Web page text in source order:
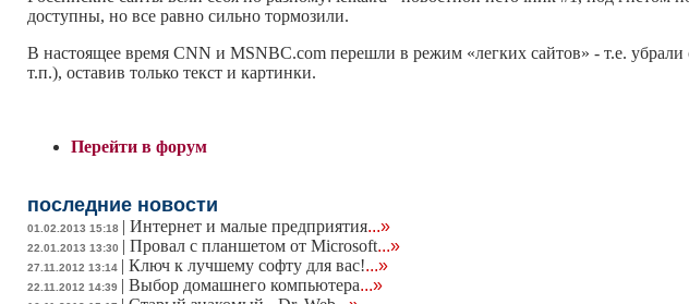
доступны, но все равно сильно тормозили.
В настоящее время CNN и MSNBC.com перешли в режим «легких сайтов» - т.е.
т.п.), оставив только текст и картинки.
Перейти в форум
последние новости
01.02.2013 15:18 | Интернет и малые предприятия...»
22.01.2013 13:30 | Провал с планшетом от Microsoft...»
27.11.2012 13:14 | Ключ к лучшему софту для вас!...»
22.11.2012 14:39 | Выбор домашнего компьютера...»